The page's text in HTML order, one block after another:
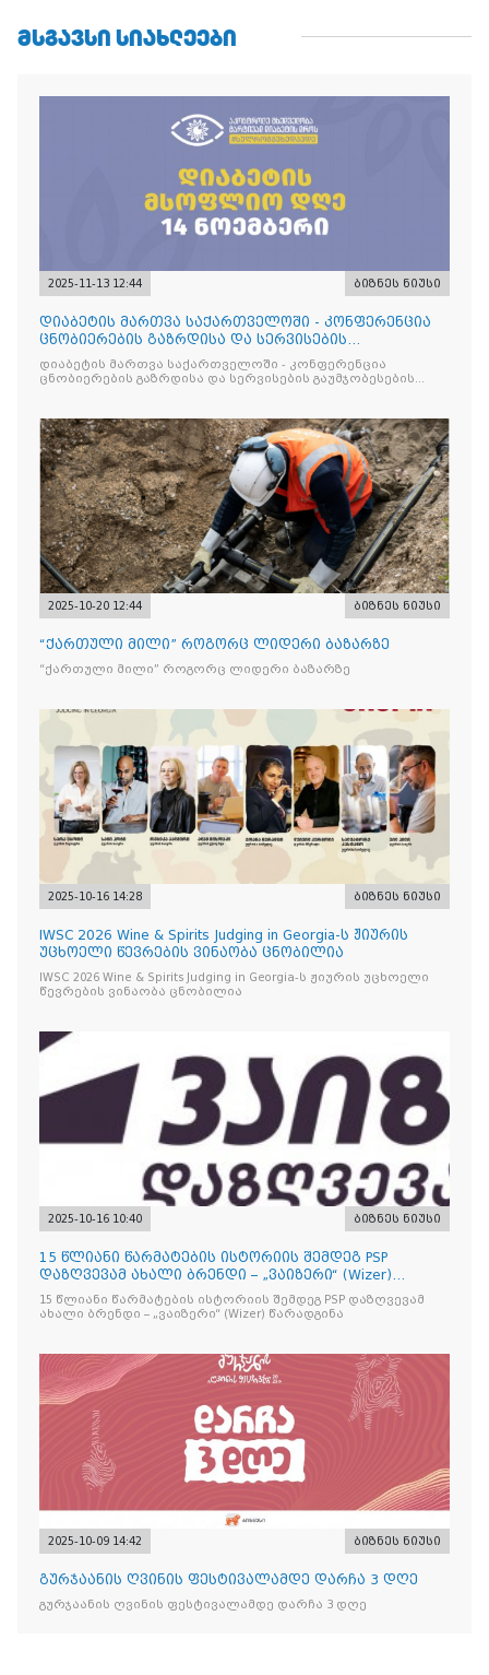
ᲛᲡᲒᲐᲕᲡᲘ ᲡᲘᲐᲮᲚᲔᲔᲑᲘ
2025-11-13 12:44 ბიზნეს ნიუსი
დიაბეტის მართვა საქართველოში - კონფერენცია
ცნობიერების გაზრდისა და სერვისების
გაუმჯობესების მიზნით
დიაბეტის მართვა საქართველოში - კონფერენცია
ცნობიერების გაზრდისა და სერვისების გაუმჯობესების
2025-10-20 12:44 ბიზნეს ნიუსი
“ქართული მილი” როგორც ლიდერი ბაზარზე
“ქართული მილი” როგორც ლიდერი ბაზარზე
2025-10-16 14:28 ბიზნეს ნიუსი
IWSC 2026 Wine & Spirits Judging in Georgia-ს ჟიურის
უცხოელი წევრების ვინაობა ცნობილია
IWSC 2026 Wine & Spirits Judging in Georgia-ს ჟიურის უცხოელი
წევრების ვინაობა ცნობილია
2025-10-16 10:40 ბიზნეს ნიუსი
15 წლიანი წარმატების ისტორიის შემდეგ PSP
დაზღვევამ ახალი ბრენდი – „ვაიზერი“ (Wizer)
წარადგინა
15 წლიანი წარმატების ისტორიის შემდეგ PSP დაზღვევამ
ახალი ბრენდი – „ვაიზერი“ (Wizer) წარადგინა
2025-10-09 14:42 ბიზნეს ნიუსი
გურჯაანის ღვინის ფესტივალამდე დარჩა 3 დღე
გურჯაანის ღვინის ფესტივალამდე დარჩა 3 დღე